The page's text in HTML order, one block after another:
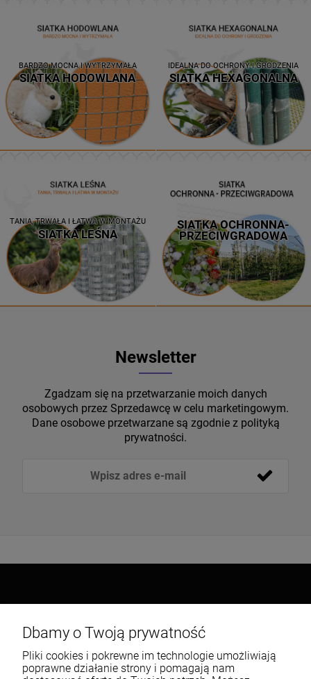
BARDZO MOCNA I WYTRZYMAŁA
SIATKA HODOWLANA
IDEALNA DO OCHRONY I GRODZENIA
SIATKA HEXAGONALNA
TANIA, TRWAŁA I ŁATWA W MONTAŻU
SIATKA LEŚNA
SIATKA OCHRONNA-
PRZECIWGRADOWA
Newsletter
Zgadzam się na przetwarzanie moich danych
osobowych przez Sprzedawcę w celu marketingowym.
Dane osobowe przetwarzane są zgodnie z polityką
prywatności.
Warunki zakupów
Dbamy o Twoją prywatność
Pliki cookies i pokrewne im technologie umożliwiają
poprawne działanie strony i pomagają nam